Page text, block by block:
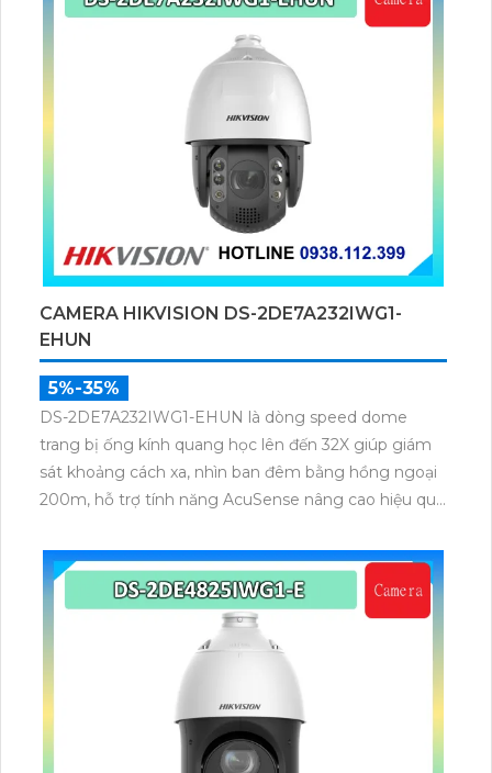
CAMERA HIKVISION DS-2DE7A232IWG1-
EHUN
5%-35%
DS-2DE7A232IWG1-EHUN là dòng speed dome
trang bị ống kính quang học lên đến 32X giúp giám
sát khoảng cách xa, nhìn ban đêm bằng hồng ngoại
200m, hỗ trợ tính năng AcuSense nâng cao hiệu quả
nghệ Self-learning